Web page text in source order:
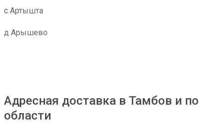
с Артышта
д Арышево
Адресная доставка в Тамбов и по
области